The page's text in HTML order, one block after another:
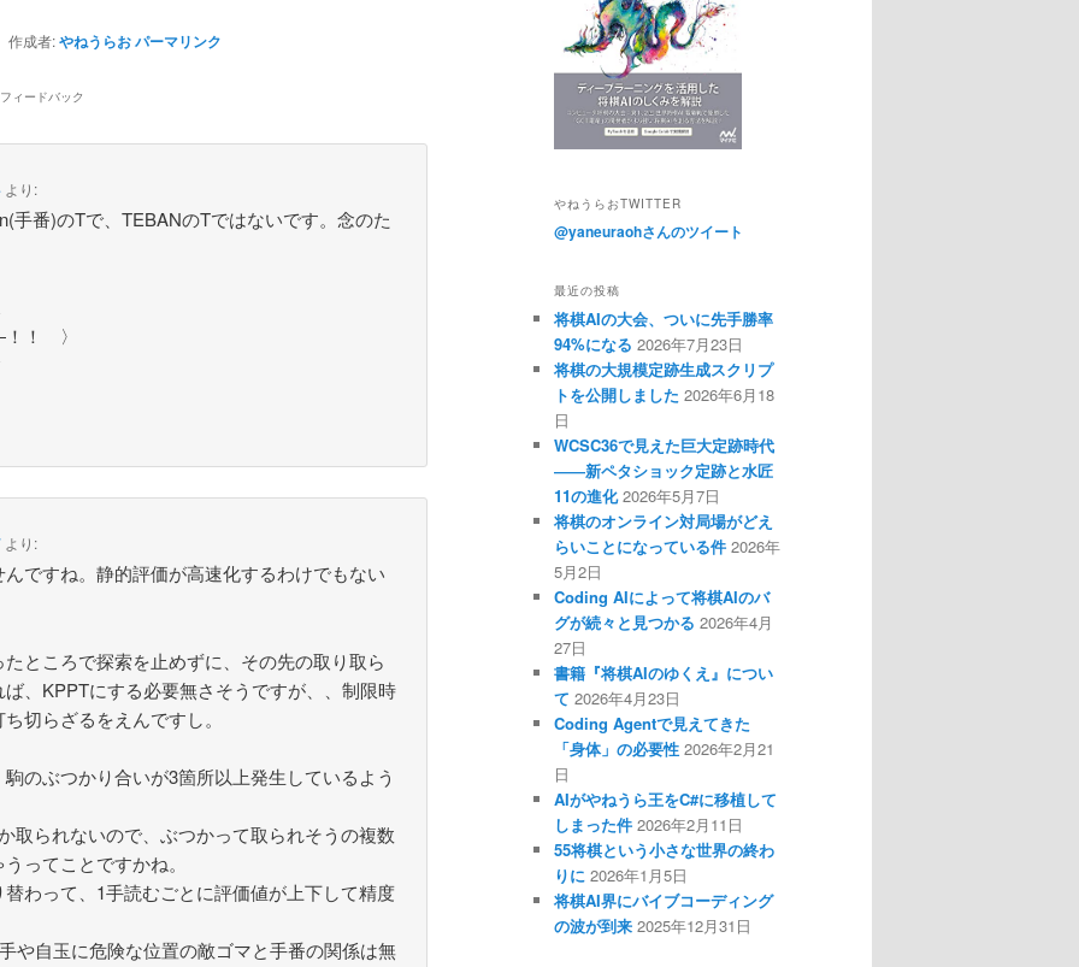
成者:やねうらおパーマリンク
ィードバック
より:
手番)のTで、TEBANのTではないです。念のた
！ 〉
より:
ですね。静的評価が高速化するわけでもない
ところで探索を止めずに、その先の取り取ら
、KPPTにする必要無さそうですが、、制限時
切らざるをえんですし。
のぶつかり合いが3箇所以上発生しているよう
取られないので、ぶつかって取られそうの複数
ってことですかね。
わって、1手読むごとに評価値が上下して精度
や自玉に危険な位置の敵ゴマと手番の関係は無
やねうらおTWITTER
@yaneuraohさんのツイート
最近の投稿
将棋AIの大会、ついに先手勝率
94%になる 2026年7月23日
将棋の大規模定跡生成スクリプ
トを公開しました 2026年6月18
日
WCSC36で見えた巨大定跡時代
――新ペタショック定跡と水匠
11の進化 2026年5月7日
将棋のオンライン対局場がどえ
らいことになっている件 2026年
5月2日
Coding AIによって将棋AIのバ
グが続々と見つかる 2026年4月
27日
書籍『将棋AIのゆくえ』につい
て 2026年4月23日
Coding Agentで見えてきた
「身体」の必要性 2026年2月21
日
AIがやねうら王をC#に移植して
しまった件 2026年2月11日
55将棋という小さな世界の終わ
りに 2026年1月5日
将棋AI界にバイブコーディング
の波が到来 2025年12月31日